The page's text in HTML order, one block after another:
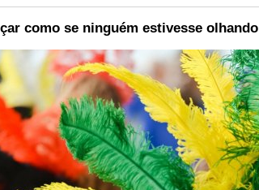
como se ninguém estivesse olhando